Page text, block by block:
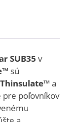
SUB35 v
sú
a
pre poľovníkov